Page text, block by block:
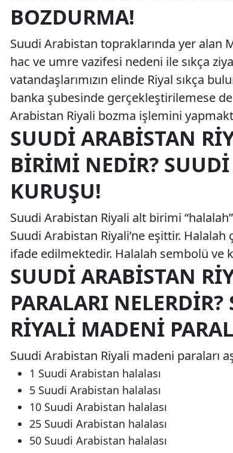
BOZDURMA!
Suudi Arabistan topraklarında yer alan
hac ve umre vazifesi nedeni ile sıkça
vatandaşlarımızın elinde Riyal sıkça
banka şubesinde gerçekleştirilemese
Arabistan Riyali bozma işlemini
SUUDI ARABISTAN
BIRIMI NEDIR?
KURUŞU!
Suudi Arabistan Riyali alt birimi
Suudi Arabistan Riyali’ne eşittir.
SUUDI ARABISTAN
PARALARI
RIYALI MADENI
Suudi Arabistan Riyali madeni paraları
1 Suudi Arabistan halalası
5 Suudi Arabistan halalası
10 Suudi Arabistan halalası
25 Suudi Arabistan halalası
50 Suudi Arabistan halalası